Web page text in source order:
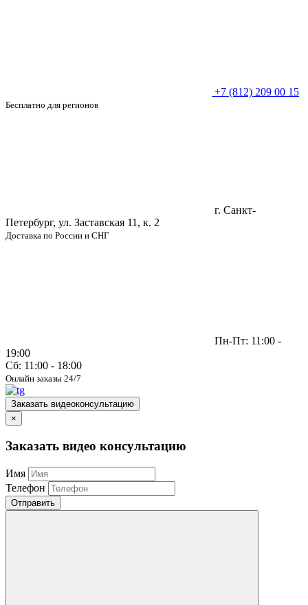
+7 (812) 209 00 15
Бесплатно для регионов
г. Санкт-
Петербург, ул. Заставская 11, к. 2
Доставка по России и СНГ
Пн-Пт: 11:00 -
19:00
Сб: 11:00 - 18:00
Онлайн заказы 24/7
Заказать видеоконсультацию
×
Заказать видео консультацию
Имя
Телефон
Отправить